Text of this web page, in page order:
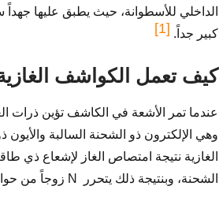
الداخلي للأسطوانة، حيث يطبق عليها جهداً
كبير جداً. [1]
كيف تعمل الكواشف
عندما تمر الأشعة في الكاشف تؤين ذرات
وهي الإلكترون ذو الشحنة السالبة
الغازية نتيجة امتصاص الغاز لإشعاع ذي
الشحنة، وبنتيجة ذلك يتحرر N زوجاً من حوامل الشحنة التي تسمّى عادةً بالحوامل الأولية للشحنة (Primary charge carriers).